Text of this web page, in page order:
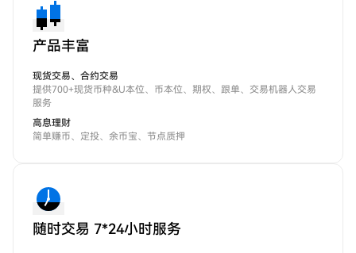
产品丰富
现货交易、合约交易
提供700+现货币种&U本位、币本位、期权、跟单、交易机器人交易
服务
高息理财
简单赚币、定投、余币宝、节点质押
随时交易 7*24小时服务